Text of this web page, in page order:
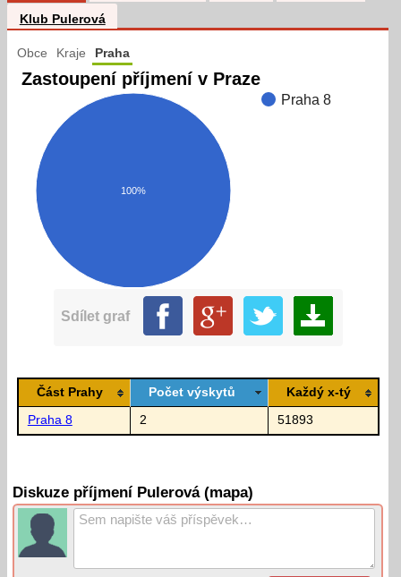
Klub Pulerová
Obce Kraje Praha
Zastoupení příjmení v Praze
Praha 8
100%
Sdílet graf
Část Prahy Počet výskytů Každý x-tý
Praha 8 2 51893
Diskuze příjmení Pulerová (mapa)